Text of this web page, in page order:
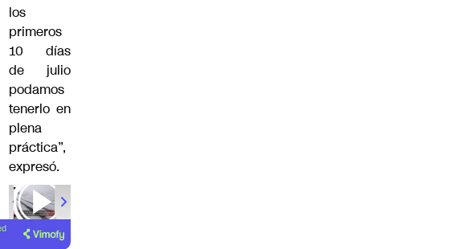
los
primeros
10 días
de julio
podamos
tenerlo en
plena
práctica”,
expresó.